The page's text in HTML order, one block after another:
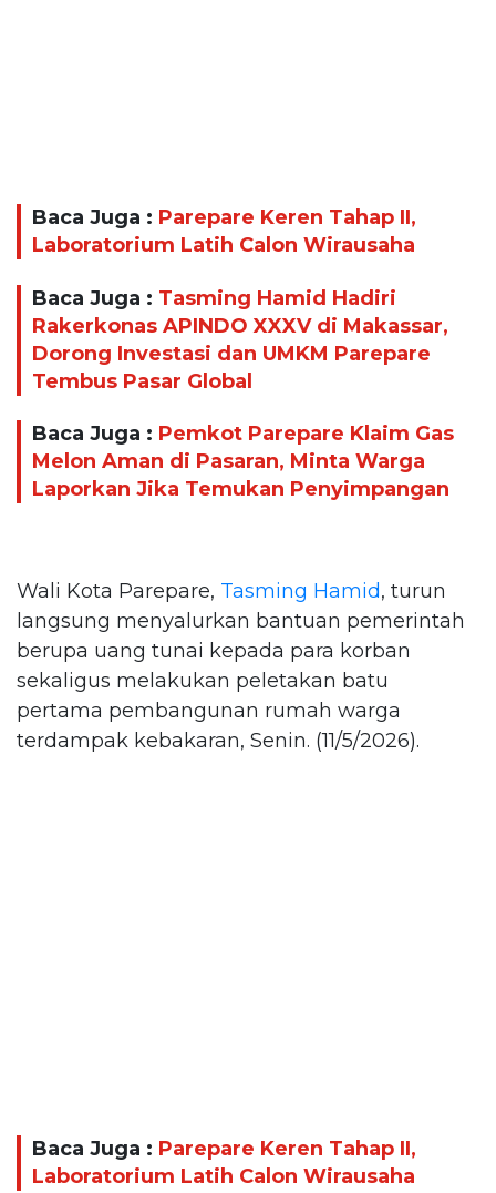
Baca Juga : Parepare Keren Tahap II,
Laboratorium Latih Calon Wirausaha
Baca Juga : Tasming Hamid Hadiri
Rakerkonas APINDO XXXV di Makassar,
Dorong Investasi dan UMKM Parepare
Tembus Pasar Global
Baca Juga : Pemkot Parepare Klaim Gas
Melon Aman di Pasaran, Minta Warga
Laporkan Jika Temukan Penyimpangan
Wali Kota Parepare, Tasming Hamid, turun
langsung menyalurkan bantuan pemerintah
berupa uang tunai kepada para korban
sekaligus melakukan peletakan batu
pertama pembangunan rumah warga
terdampak kebakaran, Senin. (11/5/2026).
Baca Juga : Parepare Keren Tahap II,
Laboratorium Latih Calon Wirausaha